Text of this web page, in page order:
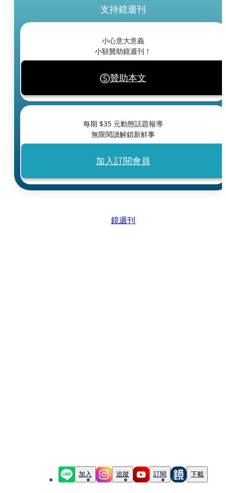
支持鏡週刊
小心意大意義
小額贊助鏡週刊！
贊助本文
每期 $35 元動態話題報導
無限閱讀解鎖新鮮事
加入訂閱會員
鏡週刊
加入 追蹤 訂閱 下載